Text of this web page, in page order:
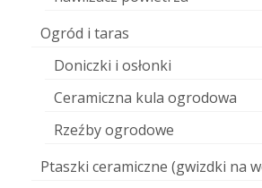
Ogród i taras
Doniczki i osłonki
Ceramiczna kula ogrodowa
Rzeźby ogrodowe
Ptaszki ceramiczne (gwizdki na